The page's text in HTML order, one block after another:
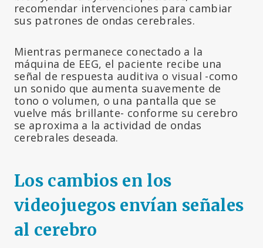
recomendar intervenciones para cambiar
sus patrones de ondas cerebrales.
Mientras permanece conectado a la
máquina de EEG, el paciente recibe una
señal de respuesta auditiva o visual -como
un sonido que aumenta suavemente de
tono o volumen, o una pantalla que se
vuelve más brillante- conforme su cerebro
se aproxima a la actividad de ondas
cerebrales deseada.
Los cambios en los
videojuegos envían señales
al cerebro